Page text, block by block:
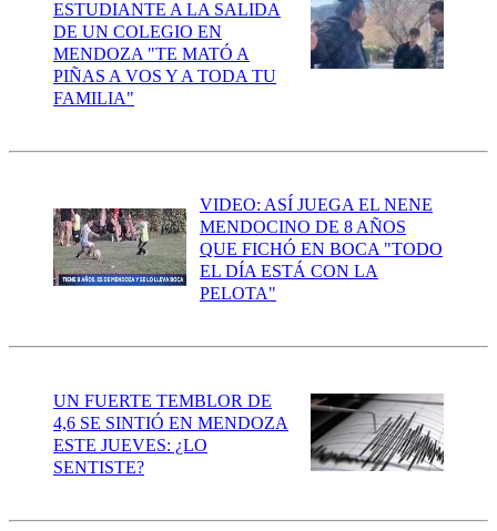
ESTUDIANTE A LA SALIDA
DE UN COLEGIO EN
MENDOZA "TE MATÓ A
PIÑAS A VOS Y A TODA TU
FAMILIA"
VIDEO: ASÍ JUEGA EL NENE
MENDOCINO DE 8 AÑOS
QUE FICHÓ EN BOCA "TODO
EL DÍA ESTÁ CON LA
PELOTA"
UN FUERTE TEMBLOR DE
4,6 SE SINTIÓ EN MENDOZA
ESTE JUEVES: ¿LO
SENTISTE?